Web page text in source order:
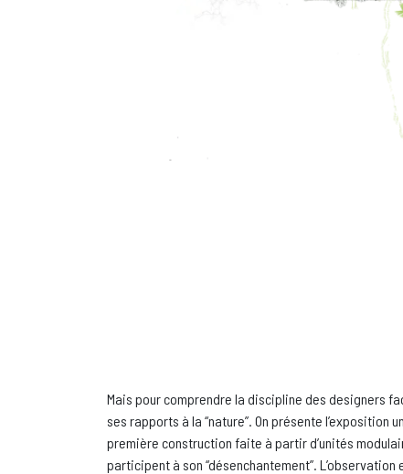
Mais pour comprendre la discipline des designers
ses rapports à la “nature”. On présente l’exposition
première construction faite à partir d’unités
participent à son “désenchantement”.